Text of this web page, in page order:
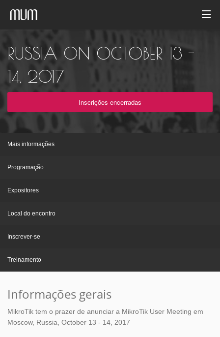
Galeria de fotos
Arquivo de evento
RUSSIA ON OCTOBER 13 -
14, 2017
Inscrições encerradas
Mais informações
Programação
Expositores
Local do encontro
Inscrever-se
Treinamento
Informações gerais
MikroTik tem o prazer de anunciar a MikroTik User Meeting em
Moscow, Russia, October 13 - 14, 2017